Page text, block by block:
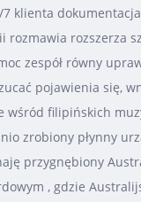
7 klienta
rozmawia rozszerza
zespół równy
pojawienia się,
wśród filipińskich
zrobiony płynny
przygnębiony
, gdzie